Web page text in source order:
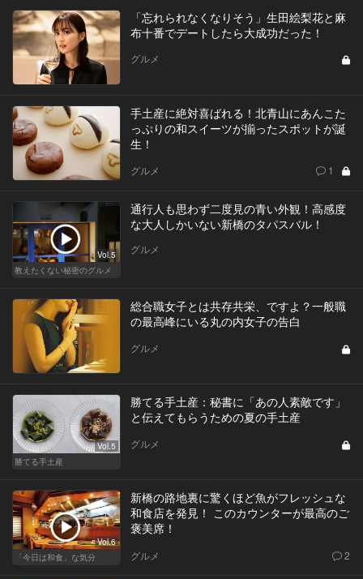
「忘れられなくなりそう」生田絵梨花と麻
布十番でデートしたら大成功だった！
グルメ
手土産に絶対喜ばれる！北青山にあんこた
っぷりの和スイーツが揃ったスポットが誕
生！
グルメ 1
Vol.5
教えたくない秘密のグルメ
通行人も思わず二度見の青い外観！高感度
な大人しかいない新橋のタパスバル！
グルメ
総合職女子とは共存共栄、ですよ？一般職
の最高峰にいる丸の内女子の告白
グルメ
Vol.5
勝てる手土産
勝てる手土産：秘書に「あの人素敵です」
と伝えてもらうための夏の手土産
グルメ
Vol.6
「今日は和食」な気分
新橋の路地裏に驚くほど魚がフレッシュな
和食店を発見！ このカウンターが最高のご
褒美席！
グルメ 2